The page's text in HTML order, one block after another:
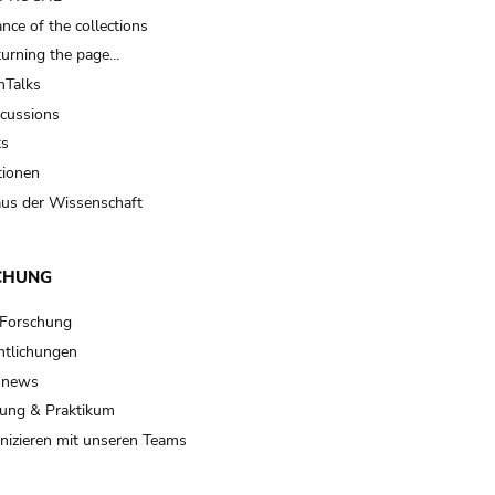
of the collections
the page…
der Wissenschaft
& Praktikum
mit unseren Teams